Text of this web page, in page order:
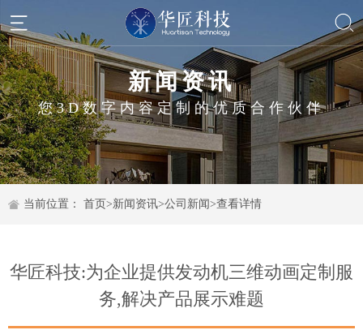
新闻资讯
您3D数字内容定制的优质合作伙伴
当前位置： 首页>新闻资讯>公司新闻>查看详情
华匠科技:为企业提供发动机三维动画定制服
务,解决产品展示难题